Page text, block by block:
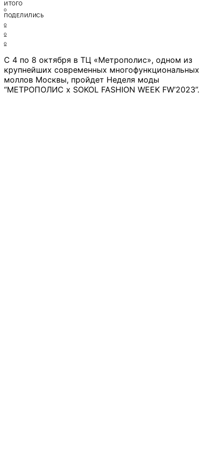
ИТОГО
0
ПОДЕЛИЛИСЬ
0
0
0
С 4 по 8 октября в ТЦ «Метрополис», одном из
крупнейших современных многофункциональных
моллов Москвы, пройдет Неделя моды
“МЕТРОПОЛИС x SOKOL FASHION WEEK FW’2023”.